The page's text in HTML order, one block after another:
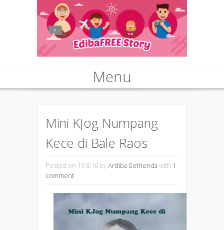
Menu
Mini KJog Numpang
Kece di Bale Raos
Posted on 19.8.16 byArdiba Sefrienda with 1
comment